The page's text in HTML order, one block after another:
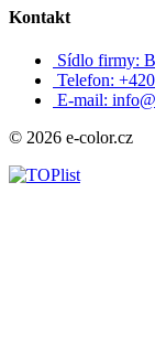
Kontakt
Sídlo firmy:
Telefon:
E-mail:
© 2026 e-color.cz